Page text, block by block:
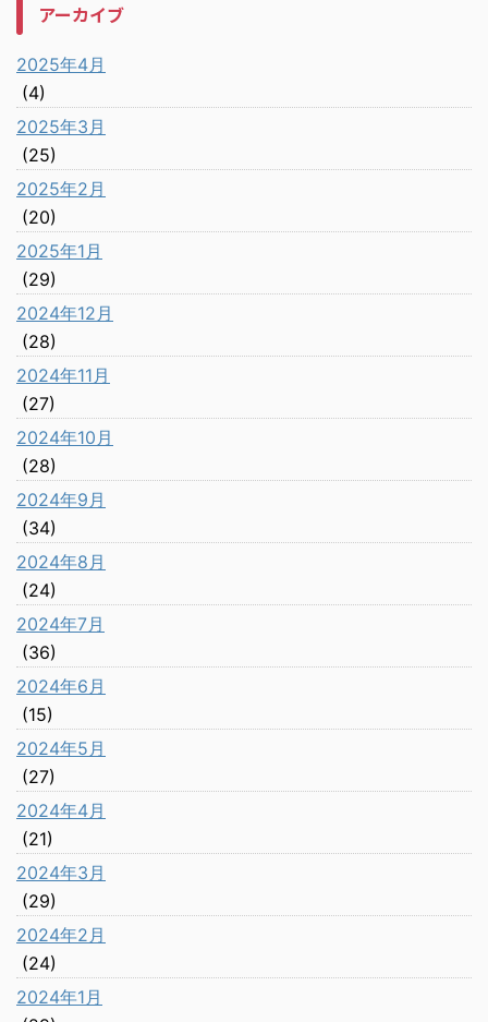
アーカイブ
2025年4月
(4)
2025年3月
(25)
2025年2月
(20)
2025年1月
(29)
2024年12月
(28)
2024年11月
(27)
2024年10月
(28)
2024年9月
(34)
2024年8月
(24)
2024年7月
(36)
2024年6月
(15)
2024年5月
(27)
2024年4月
(21)
2024年3月
(29)
2024年2月
(24)
2024年1月